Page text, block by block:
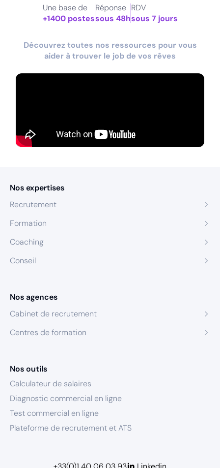
Une base de
+1400 postes
Réponse
sous 48h
RDV
sous 7 jours
Découvrez toutes nos ressources pour vous
aider à trouver le job de vos rêves
Nos expertises
Recrutement
Formation
Coaching
Conseil
Nos agences
Cabinet de recrutement
Centres de formation
Nos outils
Calculateur de salaires
Diagnostic commercial en ligne
Test commercial en ligne
Plateforme de recrutement et ATS